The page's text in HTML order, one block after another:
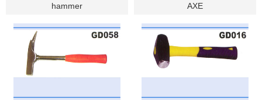
hammer AXE